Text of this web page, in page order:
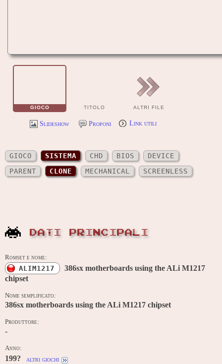
GIOCO TITOLO ALTRI FILE
Slideshow Proponi Link utili
GIOCO SISTEMA CHD BIOS
DEVICE
PARENT
CLONE MECHANICAL SCREENLESS
DATI PRINCIPALI
Romset e nome:
ALIM1217
386sx motherboards using the ALi M1217
chipset
Nome semplificato:
386sx motherboards using the ALi M1217 chipset
Produttore:
-
Anno:
199? altri giochi